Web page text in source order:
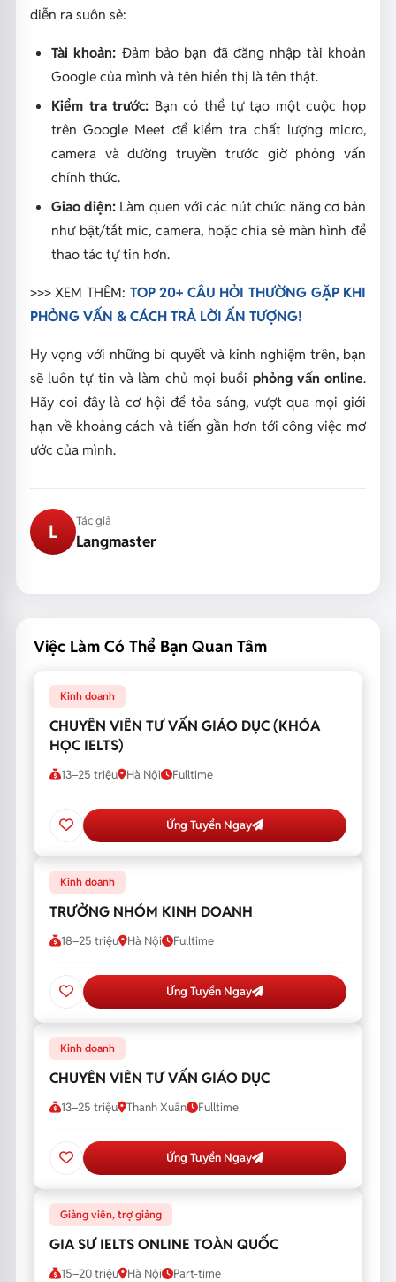
diễn ra suôn sẻ:
Tài khoản: Đảm bảo bạn đã đăng nhập tài khoản
Google của mình và tên hiển thị là tên thật.
Kiểm tra trước: Bạn có thể tự tạo một cuộc họp
trên Google Meet để kiểm tra chất lượng micro,
camera và đường truyền trước giờ phỏng vấn
chính thức.
Giao diện: Làm quen với các nút chức năng cơ bản
như bật/tắt mic, camera, hoặc chia sẻ màn hình để
thao tác tự tin hơn.
>>> XEM THÊM: TOP 20+ CÂU HỎI THƯỜNG GẶP KHI
PHỎNG VẤN & CÁCH TRẢ LỜI ẤN TƯỢNG!
Hy vọng với những bí quyết và kinh nghiệm trên, bạn
sẽ luôn tự tin và làm chủ mọi buổi phỏng vấn online.
Hãy coi đây là cơ hội để tỏa sáng, vượt qua mọi giới
hạn về khoảng cách và tiến gần hơn tới công việc mơ
ước của mình.
L Tác giả
Langmaster
Việc Làm Có Thể Bạn Quan Tâm
Kinh doanh
CHUYÊN VIÊN TƯ VẤN GIÁO DỤC (KHÓA
HỌC IELTS)
13–25 triệu Hà Nội Fulltime
Ứng Tuyển Ngay
Kinh doanh
TRƯỞNG NHÓM KINH DOANH
18–25 triệu Hà Nội Fulltime
Ứng Tuyển Ngay
Kinh doanh
CHUYÊN VIÊN TƯ VẤN GIÁO DỤC
13–25 triệu Thanh Xuân Fulltime
Ứng Tuyển Ngay
Giảng viên, trợ giảng
GIA SƯ IELTS ONLINE TOÀN QUỐC
15–20 triệu Hà Nội Part-time